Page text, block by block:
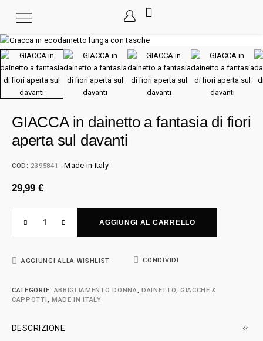
GIACCA in dainetto a fantasia di fiori
aperta sul davanti
COD: 2395841 Made in Italy
29,99 €
AGGIUNGI AL CARRELLO
AGGIUNGI ALLA WISHLIST CONDIVIDI
CATEGORIE: ABBIGLIAMENTO DONNA, DAINETTO, GIACCHE &
CAPPOTTI, MADE IN ITALY
DESCRIZIONE